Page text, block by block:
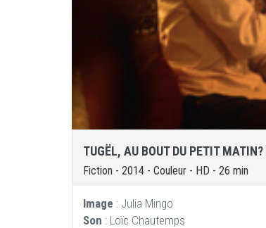
TUGËL, AU BOUT DU PETIT MATIN?
Fiction - 2014 - Couleur - HD - 26 min
Image : Julia Mingo
Son : Loïc Chautemps